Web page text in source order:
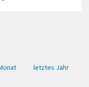
letztes Jahr